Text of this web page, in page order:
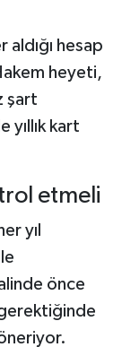
aldığı hesap
heyeti,
şart
yıllık kart
etmeli
yıl
önce
öneriyor.